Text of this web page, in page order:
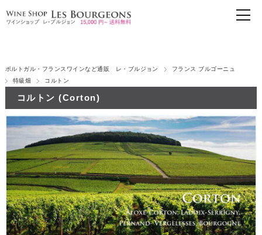
ポルトガル・フランスワインなど通販 レ・ブルジョン
フランス ブルゴーニュ
特級畑
コルトン
コルトン (Corton)